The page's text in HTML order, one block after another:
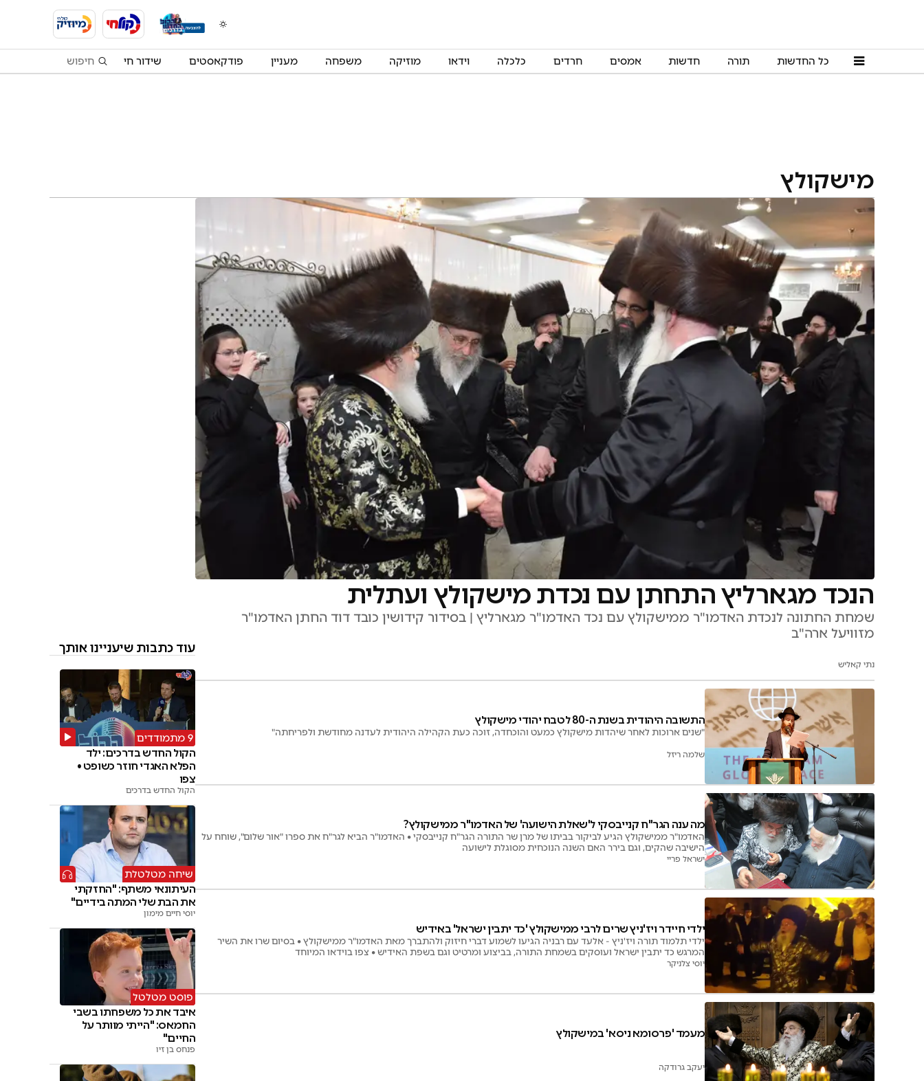
כל החדשות תורה חדשות אמסים חרדים כלכלה וידאו מוזיקה משפחה מעניין פודקאסטים שידור חי
מישקולץ
הנכד מגארליץ התחתן עם נכדת מישקולץ ועתלית
שמחת החתונה לנכדת האדמו"ר ממישקולץ עם נכד האדמו"ר מגארליץ | בסידור קידושין כובד דוד החתן האדמו"ר
מזוויעל ארה"ב
נתי קאליש
התשובה היהודית בשנת ה-80 לטבח יהודי מישקולץ
"שנים ארוכות לאחר שיהדות מישקולץ כמעט והוכחדה, זוכה כעת הקהילה היהודית לעדנה מחודשת ולפריחתה"
שלמה ריזל
מה ענה הגר"ח קנייבסקי ל'שאלת הישועה' של האדמו"ר ממישקולץ?
האדמו"ר ממישקולץ הגיע לביקור בביתו של מרן שר התורה הגר"ח קנייבסקי • האדמו"ר הביא לגר"ח את ספרו "אור שלום", שוחח על
הישיבה שהקים, וגם בירר האם השנה הנוכחית מסוגלת לישועה
ישראל פריי
ילדי חיידר ויז'ניץ שרים לרבי ממישקולץ 'כד יתבין ישראל' באידיש
ילדי תלמוד תורה ויז'ניץ - אלעד עם רבניה הגיעו לשמוע דברי חיזוק ולהתברך מאת האדמו"ר ממישקולץ • בסיום שרו את השיר
המרגש כד יתבין ישראל ועוסקים בשמחת התורה, בביצוע ומרטיט וגם בשפת האידיש • צפו בוידאו המיוחד
יוסי צלניקר
מעמד 'פרסומא ניסא' במישקולץ
יעקב גרודקה
עוד כתבות שיעניינו אותך
9 מתמודדים
הקול החדש בדרכים: ילד
הפלא האגדי חוזר כשופט •
צפו
הקול החדש בדרכים
שיחה מטלטלת
העיתונאי משתף: "החזקתי
את הבת שלי המתה בידיים"
יוסי חיים מימון
פוסט מטלטל
איבד את כל משפחתו בשבי
החמאס: "הייתי מוותר על
החיים"
פנחס בן זיו